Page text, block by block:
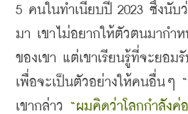
5 คนในทำเนียบปี 2023 ซึ่งนับ
มา เขาไม่อยากให้ตัวตนมากำ
ของเขา แต่เขาเรียนรู้ที่จะยอมรั
เพื่อจะเป็นตัวอย่างให้คนอื่นๆ
เขากล่าว “ผมคิดว่าโลกกำลัง